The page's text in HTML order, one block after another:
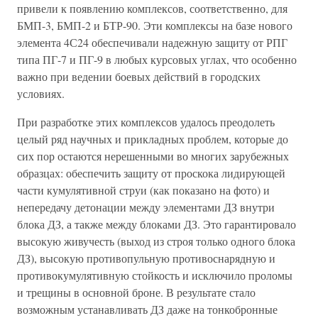
привели к появлению комплексов, соответственно, для
БМП-3, БМП-2 и БТР-90. Эти комплексы на базе нового
элемента 4С24 обеспечивали надежную защиту от РПГ
типа ПГ-7 и ПГ-9 в любых курсовых углах, что особенно
важно при ведении боевых действий в городских
условиях.
При разработке этих комплексов удалось преодолеть
целый ряд научных и прикладных проблем, которые до
сих пор остаются нерешенными во многих зарубежных
образцах: обеспечить защиту от проскока лидирующей
части кумулятивной струи (как показано на фото) и
непередачу детонации между элементами ДЗ внутри
блока ДЗ, а также между блоками ДЗ. Это гарантировало
высокую живучесть (выход из строя только одного блока
ДЗ), высокую противопульную противоснарядную и
противокумулятивную стойкость и исключило проломы
и трещины в основной броне. В результате стало
возможным устанавливать ДЗ даже на тонкобронные